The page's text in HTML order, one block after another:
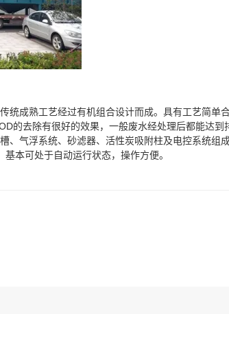
统成熟工艺经过有机组合设计而成。具有工艺简单
的去除有很好的效果，一般废水经处理后都能达到
、气浮系统、砂滤器、活性炭吸附柱及电控系统组
本可处于自动运行状态，操作方便。